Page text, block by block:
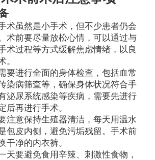
术虽然是小手术，但不少患者仍会
术前要尽量放松心情，可以通过与
术过程等方式缓解焦虑情绪，以良
。
要进行全面的身体检查，包括血常
染病筛查等，确保身体状况符合手
泌尿系统感染等疾病，需要先进行
后再进行手术。
注意保持生殖器清洁，每天用温水
包皮内侧，避免污垢残留。手术前
干净的内衣裤。
天要避免食用辛辣、刺激性食物，